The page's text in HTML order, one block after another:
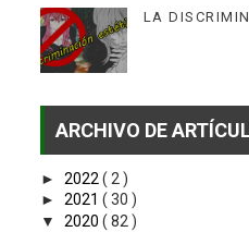
LA
ARCHIVO DE
► 2022 ( 2 )
► 2021 ( 30 )
▼ 2020 ( 82 )